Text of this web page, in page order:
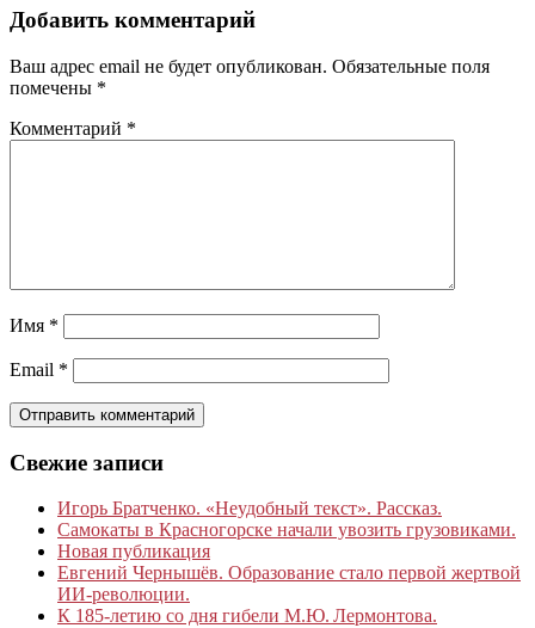
Добавить комментарий
Ваш адрес email не будет опубликован. Обязательные поля
помечены *
Комментарий *
Имя *
Email *
Свежие записи
Игорь Братченко. «Неудобный текст». Рассказ.
Самокаты в Красногорске начали увозить грузовиками.
Новая публикация
Евгений Чернышёв. Образование стало первой жертвой
ИИ-революции.
К 185‑летию со дня гибели М.Ю. Лермонтова.